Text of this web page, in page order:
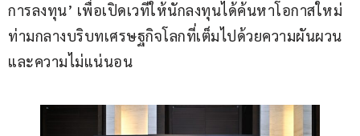
การลงทุน’ เพื่อเปิดเวทีให้นักลงทุนได้ค้นหาโอกาสใหม่
ท่ามกลางบริบทเศรษฐกิจโลกที่เต็มไปด้วยความผันผวน
และความไม่แน่นอน